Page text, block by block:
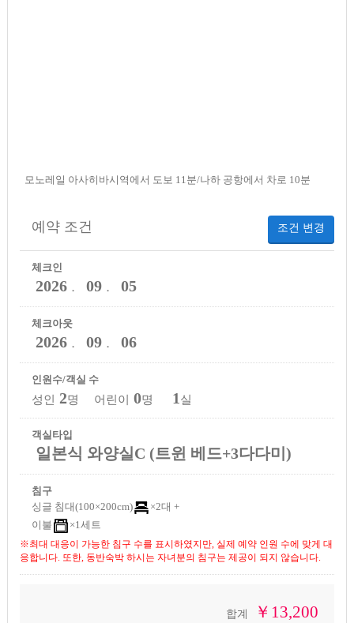
모노레일 아사히바시역에서 도보 11분/나하 공항에서 차로 10분
조건 변경
예약 조건
체크인
2026． 09． 05
체크아웃
2026． 09． 06
인원수/객실 수
성인 2명 어린이 0명 1 실
객실타입
일본식 와양실C (트윈 베드+3다다미)
침구
싱글 침대(100×200cm)
×2대 +
이불
×1세트
※최대 대응이 가능한 침구 수를 표시하였지만, 실제 예약 인원 수에 맞게 대
응합니다. 또한, 동반숙박 하시는 자녀분의 침구는 제공이 되지 않습니다.
합계 ￥13,200